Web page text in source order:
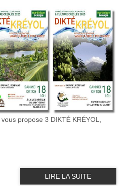
propose 3 DIKTÉ KRÉYOL,
LIRE LA SUITE